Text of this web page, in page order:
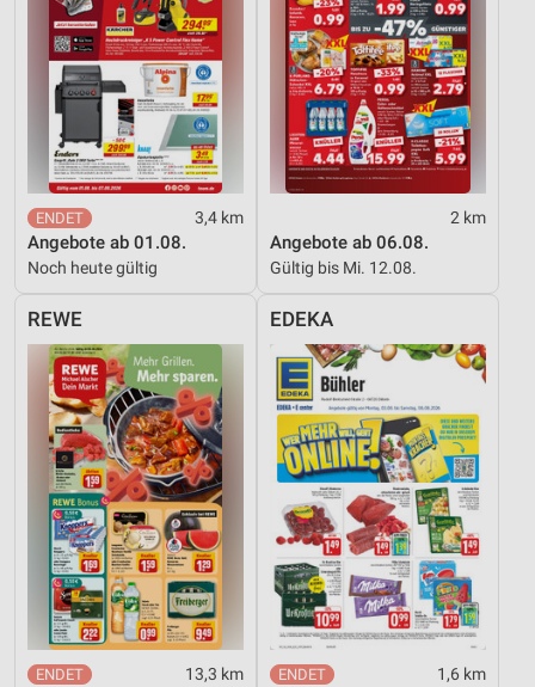
3,4 km
Angebote ab 01.08.
Noch heute gültig
2 km
Angebote ab 06.08.
Gültig bis Mi. 12.08.
REWE
13,3 km
EDEKA
1,6 km
Analyse von Zielgruppen durch Statistiken oder
Kombinationen von Daten aus verschiedenen
Quellen
Entwicklung und Verbesserung der Angebote
Verwendung reduzierter Daten zur Auswahl von
Inhalten
IAB-Besonderheiten:
Verwendung genauer Standortdaten
Geräte anhand von aktiv angeforderten
Informationen identifizieren
Nicht-IAB-Verarbeitungszwecke:
Notwendig
Performance
Funktional
Werbung